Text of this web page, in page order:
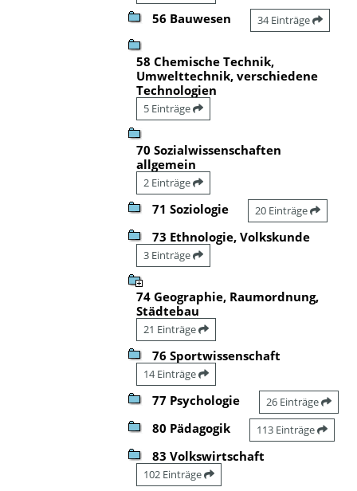
56 Bauwesen 34 Einträge
58 Chemische Technik,
Umwelttechnik, verschiedene
Technologien
5 Einträge
70 Sozialwissenschaften
allgemein
2 Einträge
71 Soziologie 20 Einträge
73 Ethnologie, Volkskunde
3 Einträge
74 Geographie, Raumordnung,
Städtebau
21 Einträge
76 Sportwissenschaft
14 Einträge
77 Psychologie 26 Einträge
80 Pädagogik 113 Einträge
83 Volkswirtschaft
102 Einträge